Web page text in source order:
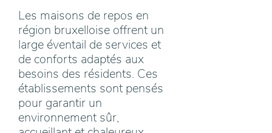
Les maisons de repos en
région bruxelloise offrent un
large éventail de services et
de conforts adaptés aux
besoins des résidents. Ces
établissements sont pensés
pour garantir un
environnement sûr,